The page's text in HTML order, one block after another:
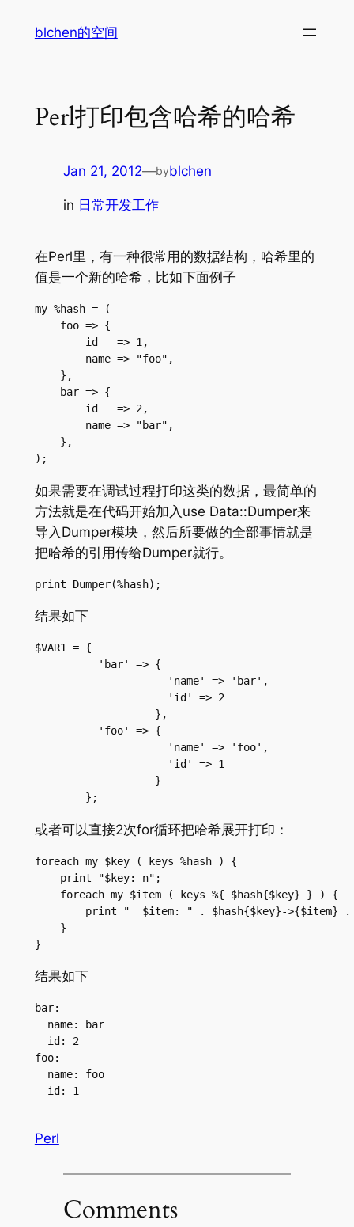
blchen的空间
Perl打印包含哈希的哈希
Jan 21, 2012—byblchen
in 日常开发工作
在Perl里，有一种很常用的数据结构，哈希里的
值是一个新的哈希，比如下面例子
my %hash = (
foo => {
id   => 1,
name => "foo",
},
bar => {
id   => 2,
name => "bar",
},
);
如果需要在调试过程打印这类的数据，最简单的
方法就是在代码开始加入use Data::Dumper来
导入Dumper模块，然后所要做的全部事情就是
把哈希的引用传给Dumper就行。
print Dumper(%hash);
结果如下
$VAR1 = {
'bar' => {
'name' => 'bar',
'id' => 2
},
'foo' => {
'name' => 'foo',
'id' => 1
}
};
或者可以直接2次for循环把哈希展开打印：
foreach my $key ( keys %hash ) {
print "$key: n";
foreach my $item ( keys %{ $hash{$key} } ) {
print "  $item: " . $hash{$key}->{$item} .
}
}
结果如下
bar:
name: bar
id: 2
foo:
name: foo
id: 1
Perl
Comments